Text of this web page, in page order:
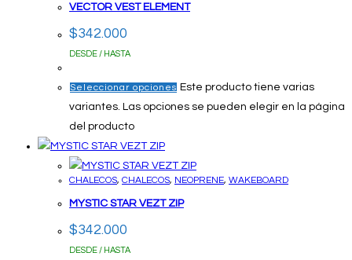
VECTOR VEST ELEMENT
$342.000
DESDE / HASTA
Seleccionar opciones Este producto tiene varias
variantes. Las opciones se pueden elegir en la página
del producto
CHALECOS, CHALECOS, NEOPRENE, WAKEBOARD
MYSTIC STAR VEZT ZIP
$342.000
DESDE / HASTA